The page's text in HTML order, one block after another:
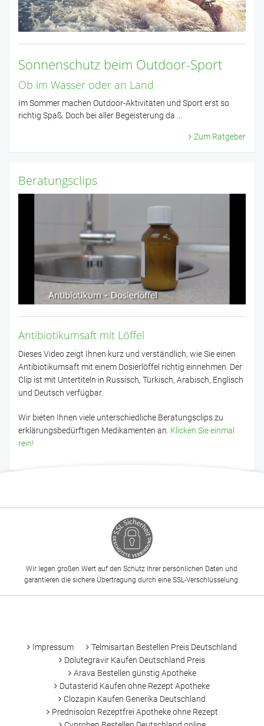
Sonnenschutz beim Outdoor-Sport
Ob im Wasser oder an Land
Im Sommer machen Outdoor-Aktivitäten und Sport erst so
richtig Spaß. Doch bei aller Begeisterung da ...
Zum Ratgeber
Beratungsclips
Antibiotikumsaft mit Löffel
Dieses Video zeigt Ihnen kurz und verständlich, wie Sie einen
Antibiotikumsaft mit einem Dosierlöffel richtig einnehmen. Der
Clip ist mit Untertiteln in Russisch, Türkisch, Arabisch, Englisch
und Deutsch verfügbar.
Wir bieten Ihnen viele unterschiedliche Beratungsclips zu
erklärungsbedürftigen Medikamenten an. Klicken Sie einmal
rein!
Wir legen großen Wert auf den Schutz Ihrer persönlichen Daten und
garantieren die sichere Übertragung durch eine SSL-Verschlüsselung.
Impressum
Telmisartan Bestellen Preis Deutschland
Dolutegravir Kaufen Deutschland Preis
Arava Bestellen günstig Apotheke
Dutasterid Kaufen ohne Rezept Apotheke
Clozapin Kaufen Generika Deutschland
Prednisolon Rezeptfrei Apotheke ohne Rezept